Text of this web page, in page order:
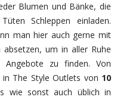
Blumen und Bänke, die
Schleppen einladen.
man hier auch gerne mit
um in aller Ruhe
zu finden. Von
The Style Outlets von 10
wie sonst auch üblich in